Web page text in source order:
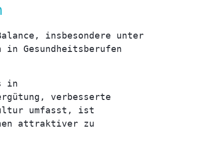
insbesondere unter
Gesundheitsberufen
in
verbesserte
umfasst, ist
attraktiver zu